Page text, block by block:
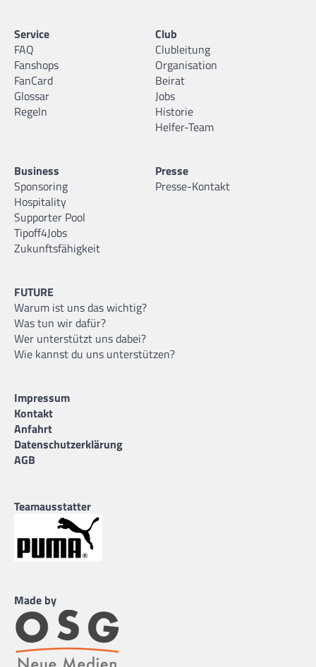
Service
FAQ
Fanshops
FanCard
Glossar
Regeln
Club
Clubleitung
Organisation
Beirat
Jobs
Historie
Helfer-Team
Business
Sponsoring
Hospitality
Supporter Pool
Tipoff4Jobs
Zukunftsfähigkeit
Presse
Presse-Kontakt
FUTURE
Warum ist uns das wichtig?
Was tun wir dafür?
Wer unterstützt uns dabei?
Wie kannst du uns unterstützen?
Impressum
Kontakt
Anfahrt
Datenschutzerklärung
AGB
Teamausstatter
Made by